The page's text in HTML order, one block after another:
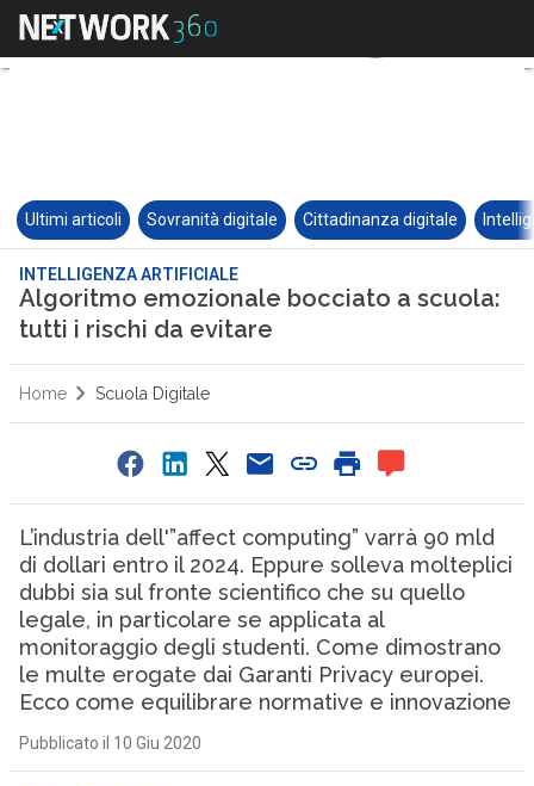
Ultimi articoli Sovranità digitale Cittadinanza digitale
INTELLIGENZA ARTIFICIALE
Algoritmo emozionale bocciato a scuola:
tutti i rischi da evitare
Home Scuola Digitale
L’industria dell'”affect computing” varrà 90 mld
di dollari entro il 2024. Eppure solleva molteplici
dubbi sia sul fronte scientifico che su quello
legale, in particolare se applicata al
monitoraggio degli studenti. Come dimostrano
le multe erogate dai Garanti Privacy europei.
Ecco come equilibrare normative e innovazione
Pubblicato il 10 Giu 2020